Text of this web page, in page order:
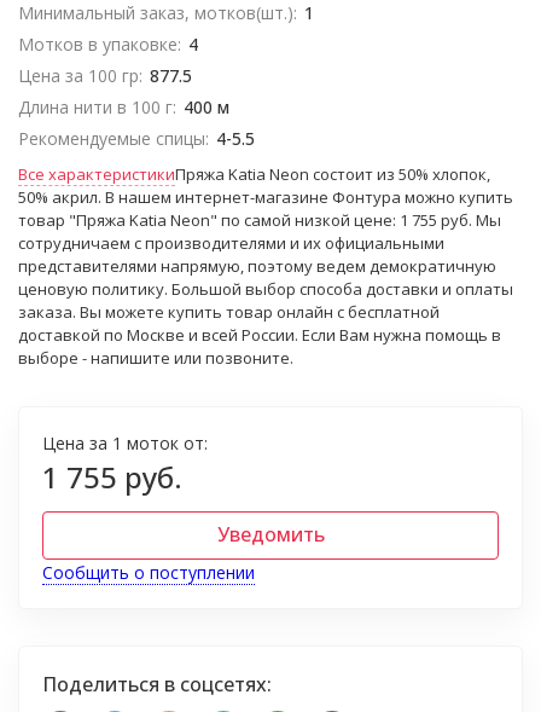
Минимальный заказ, мотков(шт.): 1
Мотков в упаковке: 4
Цена за 100 гр: 877.5
Длина нити в 100 г: 400 м
Рекомендуемые спицы: 4-5.5
Все характеристикиПряжа Katia Neon состоит из 50% хлопок,
50% акрил. В нашем интернет-магазине Фонтура можно купить
товар "Пряжа Katia Neon" по самой низкой цене: 1 755 руб. Мы
сотрудничаем с производителями и их официальными
представителями напрямую, поэтому ведем демократичную
ценовую политику. Большой выбор способа доставки и оплаты
заказа. Вы можете купить товар онлайн с бесплатной
доставкой по Москве и всей России. Если Вам нужна помощь в
выборе - напишите или позвоните.
Цена за 1 моток от:
1 755 руб.
Уведомить
Сообщить о поступлении
Поделиться в соцсетях: